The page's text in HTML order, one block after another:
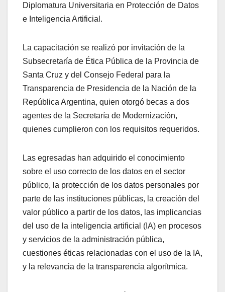
Diplomatura Universitaria en Protección de Datos
e Inteligencia Artificial.
La capacitación se realizó por invitación de la
Subsecretaría de Ética Pública de la Provincia de
Santa Cruz y del Consejo Federal para la
Transparencia de Presidencia de la Nación de la
República Argentina, quien otorgó becas a dos
agentes de la Secretaría de Modernización,
quienes cumplieron con los requisitos requeridos.
Las egresadas han adquirido el conocimiento
sobre el uso correcto de los datos en el sector
público, la protección de los datos personales por
parte de las instituciones públicas, la creación del
valor público a partir de los datos, las implicancias
del uso de la inteligencia artificial (IA) en procesos
y servicios de la administración pública,
cuestiones éticas relacionadas con el uso de la IA,
y la relevancia de la transparencia algorítmica.